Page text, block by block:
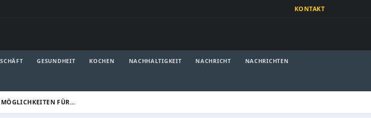
KONTAKT
GESUNDHEIT KOCHEN NACHHALTIGKEIT NACHRICHT NACHRICHTEN
FÜR…